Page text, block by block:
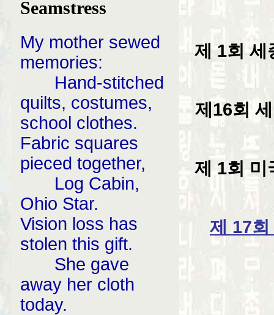
Seamstress
My mother sewed
memories:
Hand-stitched
quilts, costumes,
school clothes.
Fabric squares
pieced together,
Log Cabin,
Ohio Star.
Vision loss has
stolen this gift.
She gave
away her cloth
today.
제 1회 세
제16회
제 1회 미
제 17